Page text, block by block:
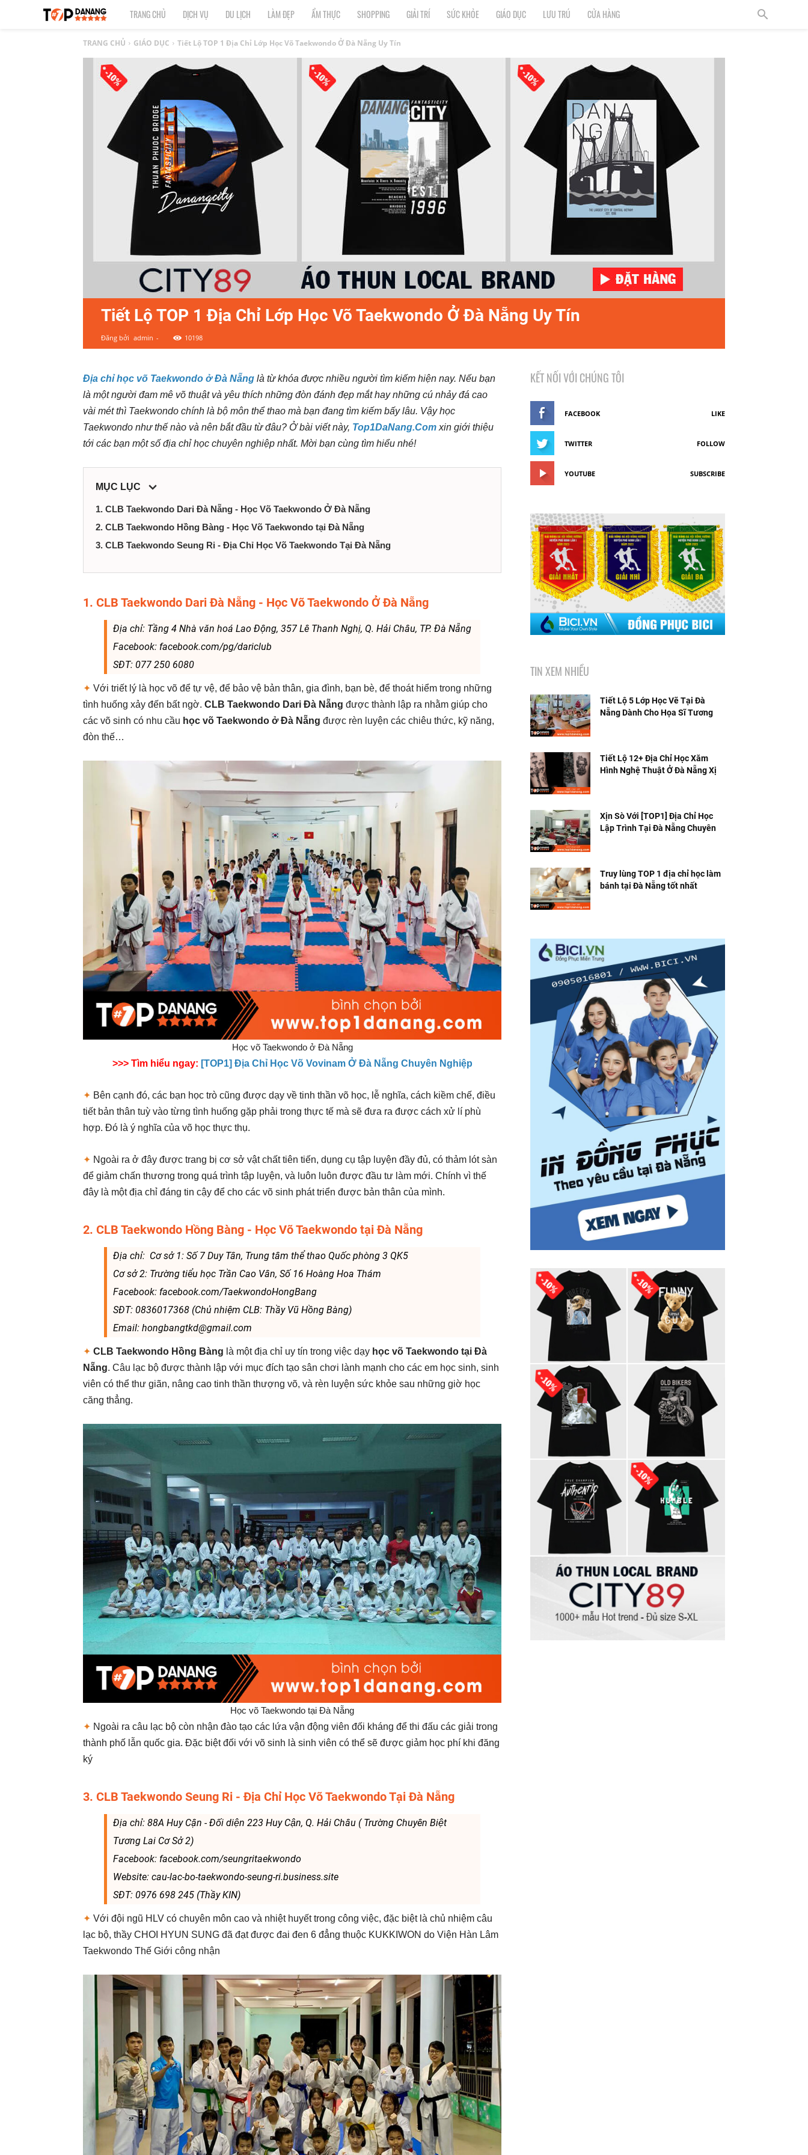
TOP
1
ĐÀ
NẴNG
|
Top
điểm,
công
shop,
tại
Đà
Nẵng
TRANG CHỦ DỊCH VỤ DU LỊCH LÀM ĐẸP ẨM THỰC SHOPPING GIẢI TRÍ SỨC KHỎE GIÁO DỤC LƯU TRÚ CỬA HÀNG
TRANG CHỦ GIÁO DỤC Tiết Lộ TOP 1 Địa Chỉ Lớp Học Võ Taekwondo Ở Đà Nẵng Uy Tín
Tiết Lộ TOP 1 Địa Chỉ Lớp Học Võ Taekwondo Ở Đà Nẵng Uy Tín
Đăng bởi admin - 10198
Địa chỉ học võ Taekwondo ở Đà Nẵng là từ khóa được nhiều người tìm kiếm hiện nay. Nếu bạn
là một người đam mê võ thuật và yêu thích những đòn đánh đẹp mắt hay những cú nhảy đá cao
vài mét thì Taekwondo chính là bộ môn thể thao mà bạn đang tìm kiếm bấy lâu. Vậy học
Taekwondo như thế nào và nên bắt đầu từ đâu? Ở bài viết này, Top1DaNang.Com xin giới thiệu
tới các bạn một số địa chỉ học chuyên nghiệp nhất. Mời bạn cùng tìm hiểu nhé!
MỤC LỤC
1. CLB Taekwondo Dari Đà Nẵng - Học Võ Taekwondo Ở Đà Nẵng
2. CLB Taekwondo Hồng Bàng - Học Võ Taekwondo tại Đà Nẵng
3. CLB Taekwondo Seung Ri - Địa Chỉ Học Võ Taekwondo Tại Đà Nẵng
1. CLB Taekwondo Dari Đà Nẵng - Học Võ Taekwondo Ở Đà Nẵng
Địa chỉ: Tầng 4 Nhà văn hoá Lao Động, 357 Lê Thanh Nghị, Q. Hải Châu, TP. Đà Nẵng
Facebook: facebook.com/pg/dariclub
SĐT: 077 250 6080
✦ Với triết lý là học võ để tự vệ, để bảo vệ bản thân, gia đình, bạn bè, để thoát hiểm trong những
tình huống xảy đến bất ngờ. CLB Taekwondo Dari Đà Nẵng được thành lập ra nhằm giúp cho
các võ sinh có nhu cầu học võ Taekwondo ở Đà Nẵng được rèn luyện các chiêu thức, kỹ năng,
đòn thế…
Học võ Taekwondo ở Đà Nẵng
>>> Tìm hiểu ngay: [TOP1] Địa Chỉ Học Võ Vovinam Ở Đà Nẵng Chuyên Nghiệp
✦ Bên cạnh đó, các bạn học trò cũng được dạy về tinh thần võ học, lễ nghĩa, cách kiềm chế, điều
tiết bản thân tuỳ vào từng tình huống gặp phải trong thực tế mà sẽ đưa ra được cách xử lí phù
hợp. Đó là ý nghĩa của võ học thực thụ.
✦ Ngoài ra ở đây được trang bị cơ sở vật chất tiên tiến, dụng cụ tập luyện đầy đủ, có thảm lót sàn
để giảm chấn thương trong quá trình tập luyện, và luôn luôn được đầu tư làm mới. Chính vì thế
đây là một địa chỉ đáng tin cậy để cho các võ sinh phát triển được bản thân của mình.
2. CLB Taekwondo Hồng Bàng - Học Võ Taekwondo tại Đà Nẵng
Địa chỉ: Cơ sở 1: Số 7 Duy Tân, Trung tâm thể thao Quốc phòng 3 QK5
Cơ sở 2: Trường tiểu học Trần Cao Vân, Số 16 Hoàng Hoa Thám
Facebook: facebook.com/TaekwondoHongBang
SĐT: 0836017368 (Chủ nhiệm CLB: Thầy Vũ Hồng Bàng)
Email: hongbangtkd@gmail.com
✦ CLB Taekwondo Hồng Bàng là một địa chỉ uy tín trong việc dạy học võ Taekwondo tại Đà
Nẵng. Câu lạc bộ được thành lập với mục đích tạo sân chơi lành mạnh cho các em học sinh, sinh
viên có thể thư giãn, nâng cao tinh thần thượng võ, và rèn luyện sức khỏe sau những giờ học
căng thẳng.
Học võ Taekwondo tại Đà Nẵng
✦ Ngoài ra câu lạc bộ còn nhận đào tạo các lứa vận động viên đối kháng để thi đấu các giải trong
thành phố lẫn quốc gia. Đặc biệt đối với võ sinh là sinh viên có thể sẽ được giảm học phí khi đăng
ký
3. CLB Taekwondo Seung Ri - Địa Chỉ Học Võ Taekwondo Tại Đà Nẵng
Địa chỉ: 88A Huy Cận - Đối diện 223 Huy Cận, Q. Hải Châu ( Trường Chuyên Biệt
Tương Lai Cơ Sở 2)
Facebook: facebook.com/seungritaekwondo
Website: cau-lac-bo-taekwondo-seung-ri.business.site
SĐT: 0976 698 245 (Thầy KIN)
✦ Với đội ngũ HLV có chuyên môn cao và nhiệt huyết trong công việc, đặc biệt là chủ nhiệm câu
lạc bộ, thầy CHOI HYUN SUNG đã đạt được đai đen 6 đẳng thuộc KUKKIWON do Viện Hàn Lâm
Taekwondo Thế Giới công nhận
KẾT NỐI VỚI CHÚNG TÔI
FACEBOOK LIKE
TWITTER FOLLOW
YOUTUBE SUBSCRIBE
TIN XEM NHIỀU
Tiết Lộ 5 Lớp Học Vẽ Tại Đà
Nẵng Dành Cho Họa Sĩ Tương
Tiết Lộ 12+ Địa Chỉ Học Xăm
Hình Nghệ Thuật Ở Đà Nẵng Xịn
Xịn Sò Với [TOP1] Địa Chỉ Học
Lập Trình Tại Đà Nẵng Chuyên
Truy lùng TOP 1 địa chỉ học làm
bánh tại Đà Nẵng tốt nhất